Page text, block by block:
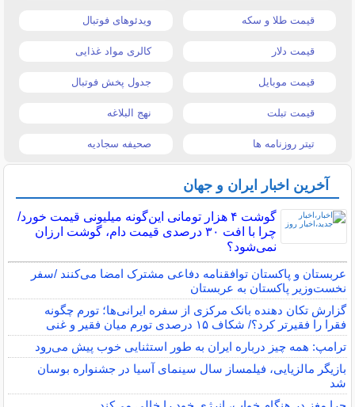
قیمت طلا و سکه ویدئوهای فوتبال
قیمت دلار کالری مواد غذایی
قیمت موبایل جدول پخش فوتبال
قیمت تبلت نهج البلاغه
تیتر روزنامه ها صحیفه سجادیه
آخرین اخبار ایران و جهان
گوشت ۴ هزار تومانی این‌گونه میلیونی قیمت خورد/
چرا با افت ۳۰ درصدی قیمت دام، گوشت ارزان
نمی‌شود؟
عربستان و پاکستان توافقنامه دفاعی مشترک امضا می‌کنند /سفر
نخست‌وزیر پاکستان به عربستان
گزارش تکان‌ دهنده بانک مرکزی از سفره ایرانی‌ها؛ تورم چگونه
فقرا را فقیرتر کرد؟/ شکاف ۱۵ درصدی تورم میان فقیر و غنی
ترامپ: همه چیز درباره ایران به طور استثنایی خوب پیش می‌رود
بازیگر مالزیایی، فیلمساز سال سینمای آسیا در جشنواره بوسان
شد